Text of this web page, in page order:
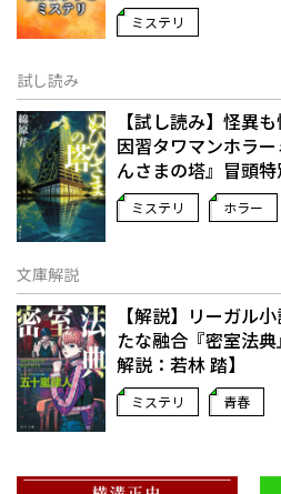
ミステリ
試し読み
【試し読み】怪異
因習タワマンホラ
んさまの塔』冒頭特
ミステリ ホラー
文庫解説
【解説】リーガル
たな融合――『密室法
解説：若林 踏】
ミステリ 青春